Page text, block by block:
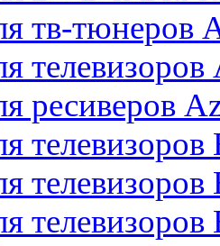
тв-тюнеров
телевизоров
ресиверов